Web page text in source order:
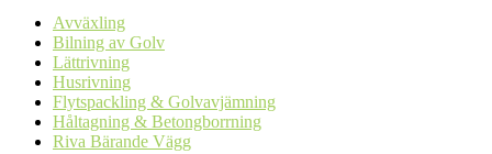
Avväxling
Bilning av Golv
Lättrivning
Husrivning
Flytspackling & Golvavjämning
Håltagning & Betongborrning
Riva Bärande Vägg